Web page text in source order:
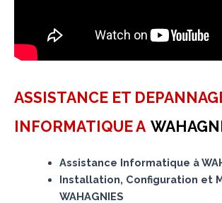
ASSISTANCE ET
INFORMATIQUE A
Assistance Informatique à
Installation, Configuration et
WAHAGNIES